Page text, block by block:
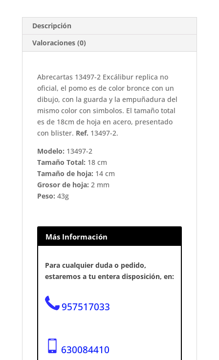
Descripción
Valoraciones (0)
Abrecartas 13497-2 Excálibur replica no
oficial, el pomo es de color bronce con un
dibujo, con la guarda y la empuñadura del
mismo color con simbolos. El tamaño total
es de 18cm de hoja en acero, presentado
con blister. Ref. 13497-2.
Modelo: 13497-2
Tamaño Total: 18 cm
Tamaño de hoja: 14 cm
Grosor de hoja: 2 mm
Peso: 43g
Más Información
Para cualquier duda o pedido,
estaremos a tu entera disposición, en:
957517033
630084410